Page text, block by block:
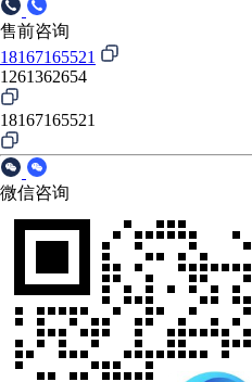
售前咨询
18167165521
1261362654
18167165521
微信咨询